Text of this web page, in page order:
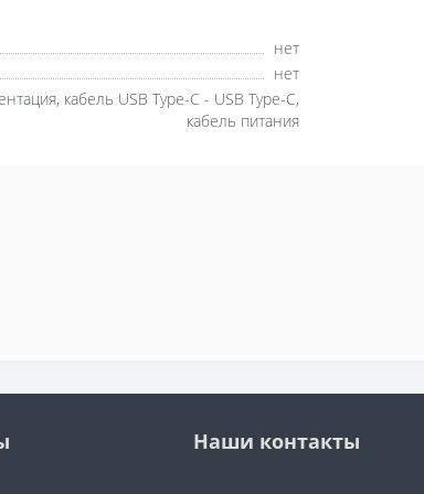
нет
нет
кабель USB Type-C - USB Type-C,
кабель питания
Наши контакты